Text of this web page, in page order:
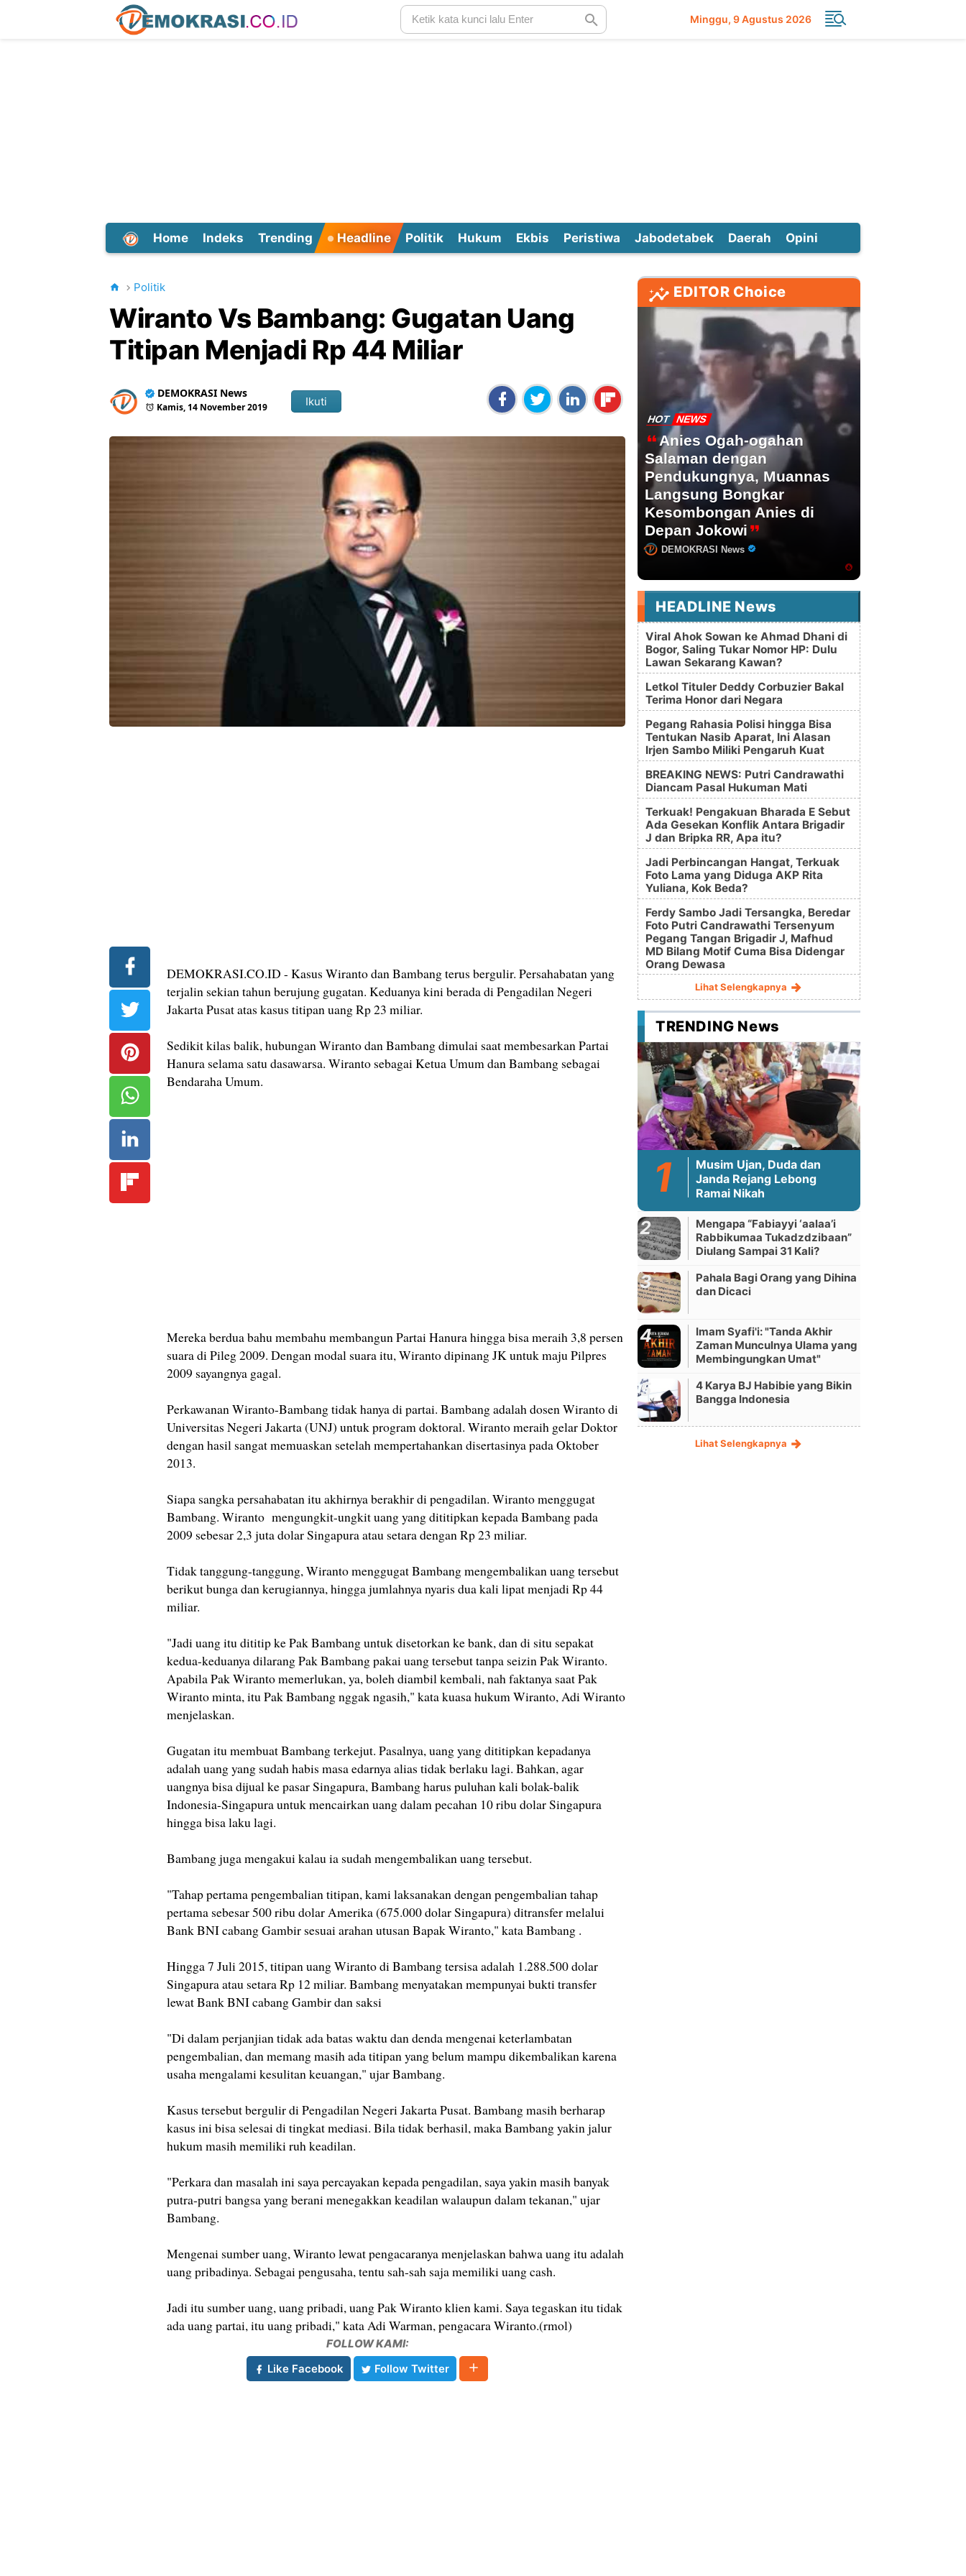
Minggu 9 Agustus 2026
Home Indeks Trending Headline Politik Hukum Ekbis Peristiwa Jabodetabek Daerah Opini
Politik
Wiranto Vs Bambang: Gugatan Uang
Titipan Menjadi Rp 44 Miliar
DEMOKRASI News
Kamis, 14 November 2019 Ikuti
DEMOKRASI.CO.ID - Kasus Wiranto dan Bambang terus bergulir. Persahabatan yang
terjalin sekian tahun berujung gugatan. Keduanya kini berada di Pengadilan Negeri
Jakarta Pusat atas kasus titipan uang Rp 23 miliar.
Sedikit kilas balik, hubungan Wiranto dan Bambang dimulai saat membesarkan Partai
Hanura selama satu dasawarsa. Wiranto sebagai Ketua Umum dan Bambang sebagai
Bendaraha Umum.
Mereka berdua bahu membahu membangun Partai Hanura hingga bisa meraih 3,8 persen
suara di Pileg 2009. Dengan modal suara itu, Wiranto dipinang JK untuk maju Pilpres
2009 sayangnya gagal.
Perkawanan Wiranto-Bambang tidak hanya di partai. Bambang adalah dosen Wiranto di
Universitas Negeri Jakarta (UNJ) untuk program doktoral. Wiranto meraih gelar Doktor
dengan hasil sangat memuaskan setelah mempertahankan disertasinya pada Oktober
2013.
Siapa sangka persahabatan itu akhirnya berakhir di pengadilan. Wiranto menggugat
Bambang. Wiranto mengungkit-ungkit uang yang dititipkan kepada Bambang pada
2009 sebesar 2,3 juta dolar Singapura atau setara dengan Rp 23 miliar.
Tidak tanggung-tanggung, Wiranto menggugat Bambang mengembalikan uang tersebut
berikut bunga dan kerugiannya, hingga jumlahnya nyaris dua kali lipat menjadi Rp 44
miliar.
"Jadi uang itu dititip ke Pak Bambang untuk disetorkan ke bank, dan di situ sepakat
kedua-keduanya dilarang Pak Bambang pakai uang tersebut tanpa seizin Pak Wiranto.
Apabila Pak Wiranto memerlukan, ya, boleh diambil kembali, nah faktanya saat Pak
Wiranto minta, itu Pak Bambang nggak ngasih," kata kuasa hukum Wiranto, Adi Wiranto
menjelaskan.
Gugatan itu membuat Bambang terkejut. Pasalnya, uang yang dititipkan kepadanya
adalah uang yang sudah habis masa edarnya alias tidak berlaku lagi. Bahkan, agar
uangnya bisa dijual ke pasar Singapura, Bambang harus puluhan kali bolak-balik
Indonesia-Singapura untuk mencairkan uang dalam pecahan 10 ribu dolar Singapura
hingga bisa laku lagi.
Bambang juga mengakui kalau ia sudah mengembalikan uang tersebut.
"Tahap pertama pengembalian titipan, kami laksanakan dengan pengembalian tahap
pertama sebesar 500 ribu dolar Amerika (675.000 dolar Singapura) ditransfer melalui
Bank BNI cabang Gambir sesuai arahan utusan Bapak Wiranto," kata Bambang .
Hingga 7 Juli 2015, titipan uang Wiranto di Bambang tersisa adalah 1.288.500 dolar
Singapura atau setara Rp 12 miliar. Bambang menyatakan mempunyai bukti transfer
lewat Bank BNI cabang Gambir dan saksi
"Di dalam perjanjian tidak ada batas waktu dan denda mengenai keterlambatan
pengembalian, dan memang masih ada titipan yang belum mampu dikembalikan karena
usaha mengalami kesulitan keuangan," ujar Bambang.
Kasus tersebut bergulir di Pengadilan Negeri Jakarta Pusat. Bambang masih berharap
kasus ini bisa selesai di tingkat mediasi. Bila tidak berhasil, maka Bambang yakin jalur
hukum masih memiliki ruh keadilan.
"Perkara dan masalah ini saya percayakan kepada pengadilan, saya yakin masih banyak
putra-putri bangsa yang berani menegakkan keadilan walaupun dalam tekanan," ujar
Bambang.
Mengenai sumber uang, Wiranto lewat pengacaranya menjelaskan bahwa uang itu adalah
uang pribadinya. Sebagai pengusaha, tentu sah-sah saja memiliki uang cash.
Jadi itu sumber uang, uang pribadi, uang Pak Wiranto klien kami. Saya tegaskan itu tidak
ada uang partai, itu uang pribadi," kata Adi Warman, pengacara Wiranto.(rmol)
FOLLOW KAMI:
Like Facebook
Follow Twitter
EDITOR Choice
HOT NEWS
Anies Ogah-ogahan
Salaman dengan
Pendukungnya, Muannas
Langsung Bongkar
Kesombongan Anies di
Depan Jokowi
DEMOKRASI News
HEADLINE News
Viral Ahok Sowan ke Ahmad Dhani di
Bogor, Saling Tukar Nomor HP: Dulu
Lawan Sekarang Kawan?
Letkol Tituler Deddy Corbuzier Bakal
Terima Honor dari Negara
Pegang Rahasia Polisi hingga Bisa
Tentukan Nasib Aparat, Ini Alasan
Irjen Sambo Miliki Pengaruh Kuat
BREAKING NEWS: Putri Candrawathi
Diancam Pasal Hukuman Mati
Terkuak! Pengakuan Bharada E Sebut
Ada Gesekan Konflik Antara Brigadir
J dan Bripka RR, Apa itu?
Jadi Perbincangan Hangat, Terkuak
Foto Lama yang Diduga AKP Rita
Yuliana, Kok Beda?
Ferdy Sambo Jadi Tersangka, Beredar
Foto Putri Candrawathi Tersenyum
Pegang Tangan Brigadir J, Mafhud
MD Bilang Motif Cuma Bisa Didengar
Orang Dewasa
Lihat Selengkapnya
TRENDING News
Musim Ujan, Duda dan
Janda Rejang Lebong
Ramai Nikah
Mengapa “Fabiayyi ‘aalaa’i
Rabbikumaa Tukadzdzibaan”
Diulang Sampai 31 Kali?
Pahala Bagi Orang yang Dihina
dan Dicaci
Imam Syafi'i: "Tanda Akhir
Zaman Munculnya Ulama yang
Membingungkan Umat"
4 Karya BJ Habibie yang Bikin
Bangga Indonesia
Lihat Selengkapnya